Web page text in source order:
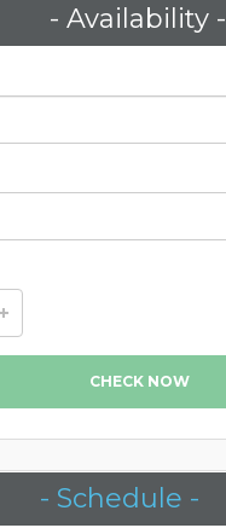
- Availability -
CHECK NOW
- Schedule -